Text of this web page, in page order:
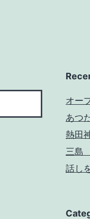
オー
あつ
熱田
三島
話し